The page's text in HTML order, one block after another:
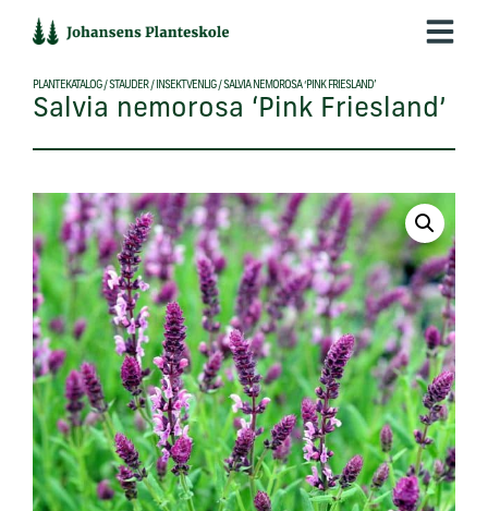
indholdet
PLANTEKATALOG/STAUDER/ INSEKTVENLIG/SALVIA NEMOROSA ‘PINK FRIESLAND’
Salvia nemorosa ‘Pink Friesland’